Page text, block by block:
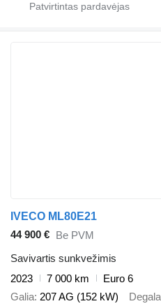
IVECO ML80E21
44 900 € Be PVM
Savivartis sunkvežimis
2023
7 000 km
Euro 6
Galia 207 AG (152 kW)